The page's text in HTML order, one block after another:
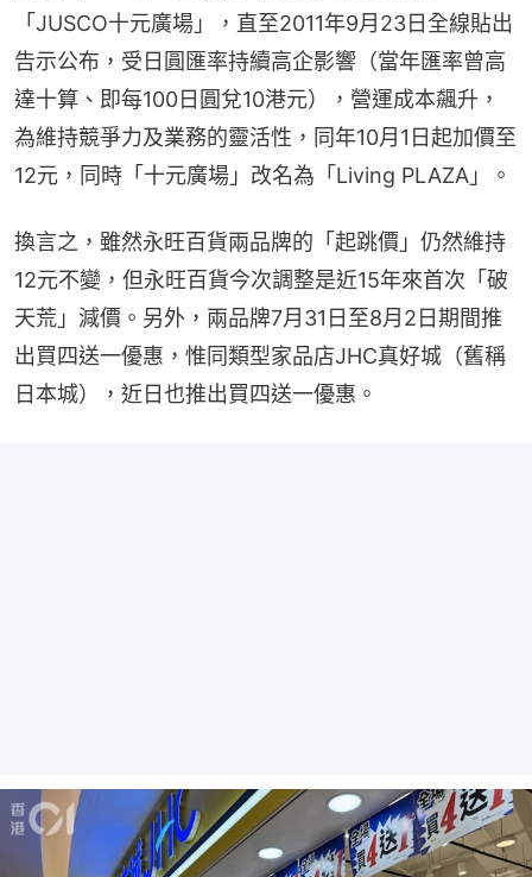
「JUSCO十元廣場」，直至2011年9月23日全線貼出
告示公布，受日圓匯率持續高企影響（當年匯率曾高
達十算、即每100日圓兌10港元），營運成本飆升，
為維持競爭力及業務的靈活性，同年10月1日起加價至
12元，同時「十元廣場」改名為「Living PLAZA」。
換言之，雖然永旺百貨兩品牌的「起跳價」仍然維持
12元不變，但永旺百貨今次調整是近15年來首次「破
天荒」減價。另外，兩品牌7月31日至8月2日期間推
出買四送一優惠，惟同類型家品店JHC真好城（舊稱
日本城），近日也推出買四送一優惠。